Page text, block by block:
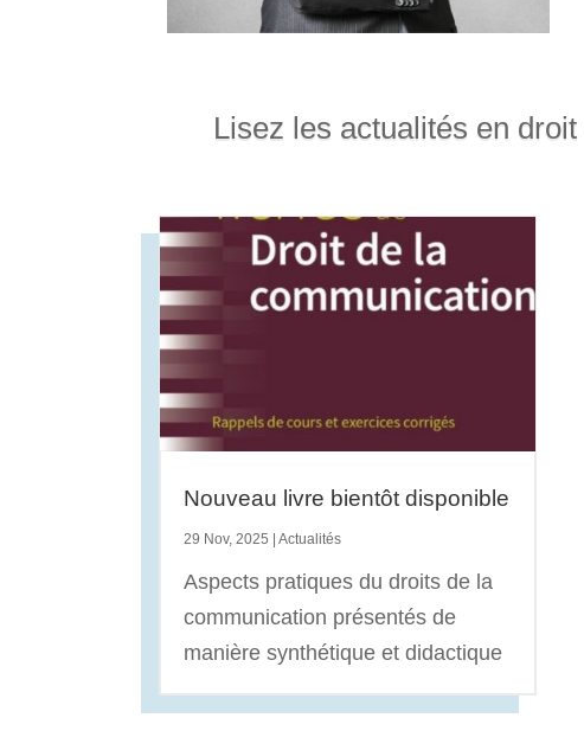
Lisez les actualités en
Nouveau livre bientôt disponible
29 Nov, 2025 |Actualités
Aspects pratiques du droits de la
communication présentés de
manière synthétique et didactique